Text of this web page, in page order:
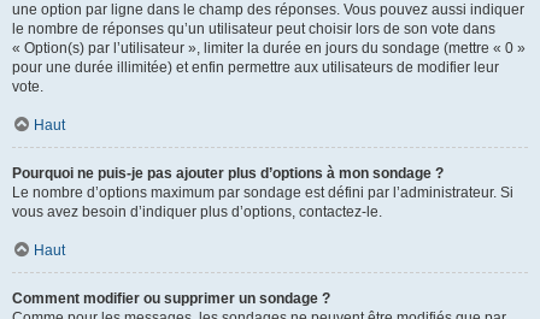
une option par ligne dans le champ des réponses. Vous pouvez aussi indiquer
le nombre de réponses qu’un utilisateur peut choisir lors de son vote dans
« Option(s) par l’utilisateur », limiter la durée en jours du sondage (mettre « 0 »
pour une durée illimitée) et enfin permettre aux utilisateurs de modifier leur
vote.
Haut
Pourquoi ne puis-je pas ajouter plus d’options à mon sondage ?
Le nombre d’options maximum par sondage est défini par l’administrateur. Si
vous avez besoin d’indiquer plus d’options, contactez-le.
Haut
Comment modifier ou supprimer un sondage ?